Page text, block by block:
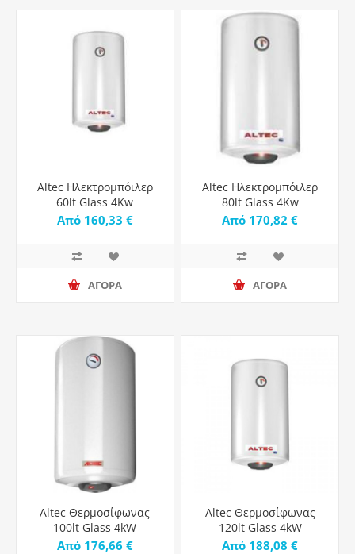
Altec Ηλεκτρομπόιλερ
60lt Glass 4Kw
Από 160,33 €
ΑΓΟΡΑ
Altec Ηλεκτρομπόιλερ
80lt Glass 4Kw
Από 170,82 €
ΑΓΟΡΑ
Altec Θερμοσίφωνας
100lt Glass 4kW
Από 176,66 €
Altec Θερμοσίφωνας
120lt Glass 4kW
Από 188,08 €